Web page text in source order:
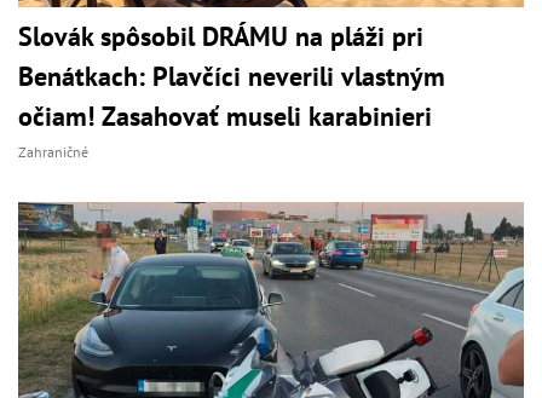
Slovák spôsobil DRÁMU na pláži pri
Benátkach: Plavčíci neverili vlastným
očiam! Zasahovať museli karabinieri
Zahraničné